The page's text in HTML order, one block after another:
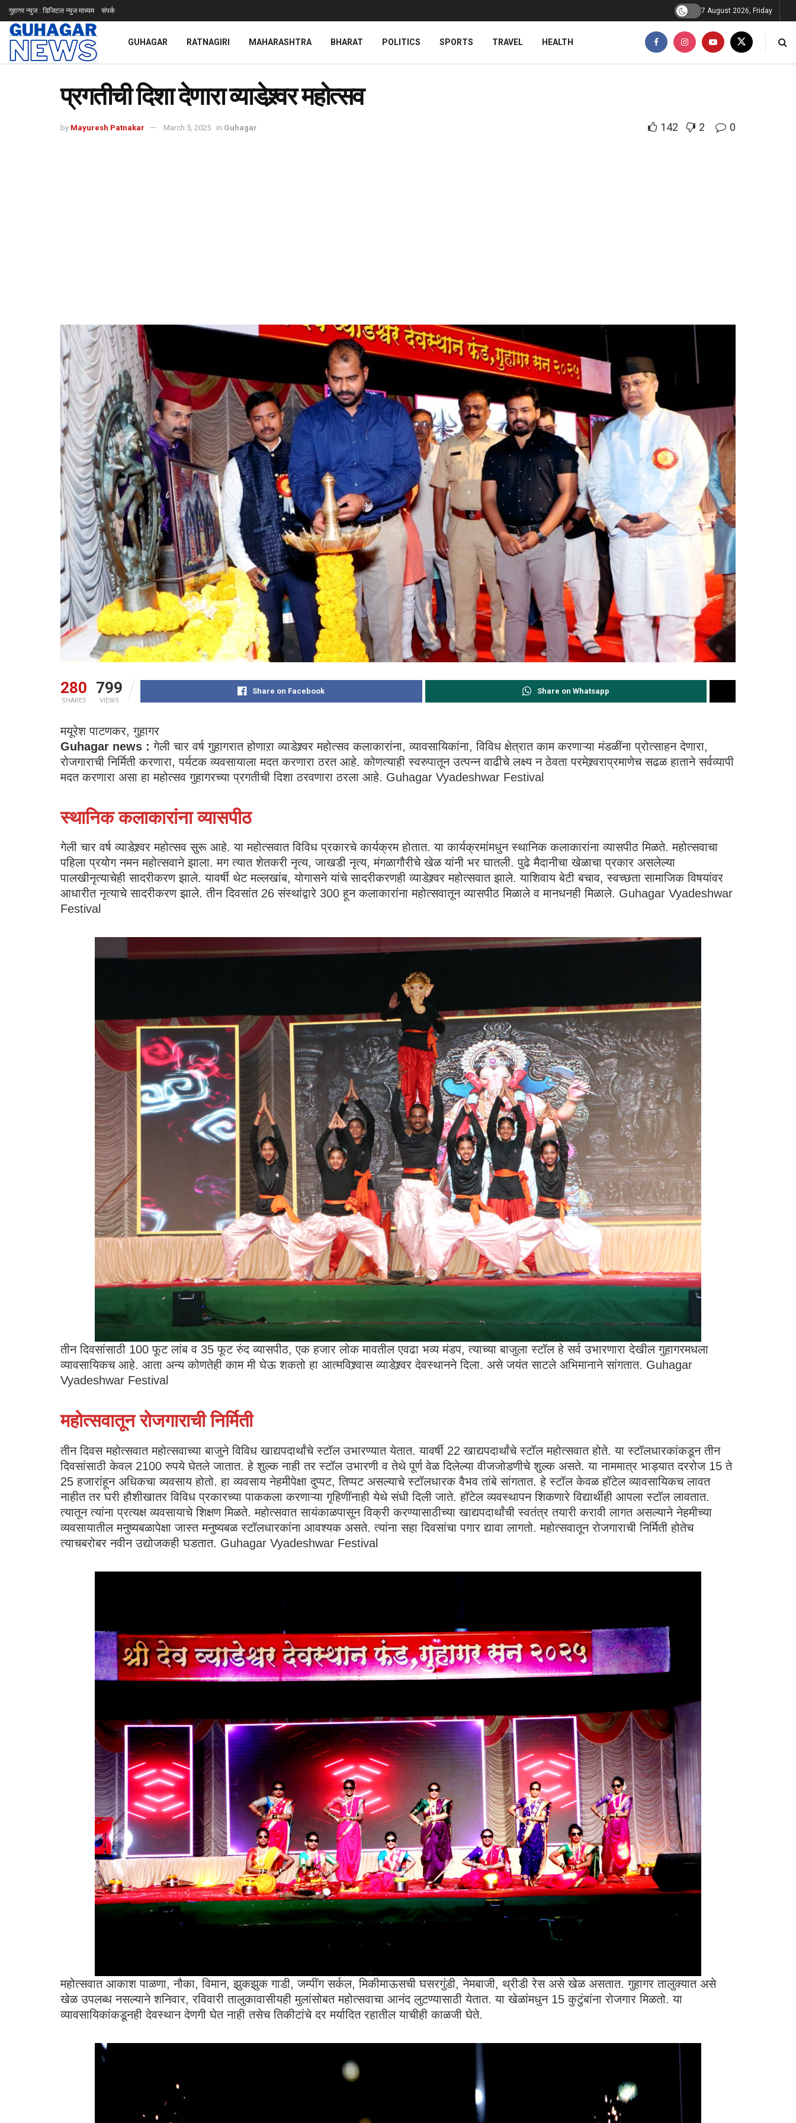
गुहागर न्युज : डिजिटल न्युज माध्यम संपर्क 7 August 2026, Friday
GUHAGAR RATNAGIRI MAHARASHTRA BHARAT POLITICS SPORTS TRAVEL HEALTH
प्रगतीची दिशा देणारा व्याडेश्र्वर महोत्सव
by Mayuresh Patnakar March 5, 2025 in Guhagar 142 2 0
280
SHARES
799
VIEWS
Share on Facebook Share on Whatsapp
मयूरेश पाटणकर, गुहागर
Guhagar news : गेली चार वर्ष गुहागरात होणाऱा व्याडेश्र्वर महोत्सव कलाकारांना, व्यावसायिकांना, विविध क्षेत्रात काम करणाऱ्या मंडळींना प्रोत्साहन देणारा,
रोजगाराची निर्मिती करणारा, पर्यटक व्यवसायाला मदत करणारा ठरत आहे. कोणत्याही स्वरुपातून उत्पन्न वाढीचे लक्ष्य न ठेवता परमेश्र्वराप्रमाणेच सढळ हाताने सर्वव्यापी
मदत करणारा असा हा महोत्सव गुहागरच्या प्रगतीची दिशा ठरवणारा ठरला आहे. Guhagar Vyadeshwar Festival
स्थानिक कलाकारांना व्यासपीठ
गेली चार वर्ष व्याडेश्र्वर महोत्सव सुरू आहे. या महोत्सवात विविध प्रकारचे कार्यक्रम होतात. या कार्यक्रमांमधुन स्थानिक कलाकारांना व्यासपीठ मिळते. महोत्सवाचा
पहिला प्रयोग नमन महोत्सवाने झाला. मग त्यात शेतकरी नृत्य, जाखडी नृत्य, मंगळागौरीचे खेळ यांनी भर घातली. पुढे मैदानीचा खेळाचा प्रकार असलेल्या
पालखीनृत्याचेही सादरीकरण झाले. यावर्षी थेट मल्लखांब, योगासने यांचे सादरीकरणही व्याडेश्र्वर महोत्सवात झाले. याशिवाय बेटी बचाव, स्वच्छता सामाजिक विषयांवर
आधारीत नृत्याचे सादरीकरण झाले. तीन दिवसांत 26 संस्थांद्वारे 300 हून कलाकारांना महोत्सवातून व्यासपीठ मिळाले व मानधनही मिळाले. Guhagar Vyadeshwar
Festival
तीन दिवसांसाठी 100 फूट लांब व 35 फूट रुंद व्यासपीठ, एक हजार लोक मावतील एवढा भव्य मंडप, त्याच्या बाजुला स्टॉल हे सर्व उभारणारा देखील गुहागरमधला
व्यावसायिकच आहे. आता अन्य कोणतेही काम मी घेऊ शकतो हा आत्मविश्र्वास व्याडेश्र्वर देवस्थानने दिला. असे जयंत साटले अभिमानाने सांगतात. Guhagar
Vyadeshwar Festival
महोत्सवातून रोजगाराची निर्मिती
तीन दिवस महोत्सवात महोत्सवाच्या बाजुने विविध खाद्यपदार्थांचे स्टॉल उभारण्यात येतात. यावर्षी 22 खाद्यपदार्थांचे स्टॉल महोत्सवात होते. या स्टॉलधारकांकडून तीन
दिवसांसाठी केवल 2100 रुपये घेतले जातात. हे शुल्क नाही तर स्टॉल उभारणी व तेथे पूर्ण वेळ दिलेल्या वीजजोडणीचे शुल्क असते. या नाममात्र भाड्यात दररोज 15 ते
25 हजारांहून अधिकचा व्यवसाय होतो. हा व्यवसाय नेहमीपेक्षा दुप्पट, तिप्पट असल्याचे स्टॉलधारक वैभव तांबे सांगतात. हे स्टॉल केवळ हॉटेल व्यावसायिकच लावत
नाहीत तर घरी हौशीखातर विविध प्रकारच्या पाककला करणाऱ्या गृहिणींनाही येथे संधी दिली जाते. हॉटेल व्यवस्थापन शिकणारे विद्यार्थीही आपला स्टॉल लावतात.
त्यातून त्यांना प्रत्यक्ष व्यवसायाचे शिक्षण मिळते. महोत्सवात सायंकाळपासून विक्री करण्यासाठीच्या खाद्यपदार्थांची स्वतंत्र तयारी करावी लागत असल्याने नेहमीच्या
व्यवसायातील मनुष्यबळापेक्षा जास्त मनुष्यबळ स्टॉलधारकांना आवश्यक असते. त्यांना सहा दिवसांचा पगार द्यावा लागतो. महोत्सवातून रोजगाराची निर्मिती होतेच
त्याचबरोबर नवीन उद्योजकही घडतात. Guhagar Vyadeshwar Festival
महोत्सवात आकाश पाळणा, नौका, विमान, झुकझुक गाडी, जम्पींग सर्कल, मिकीमाऊसची घसरगुंडी, नेमबाजी, थ्रीडी रेस असे खेळ असतात. गुहागर तालुक्यात असे
खेळ उपलब्ध नसल्याने शनिवार, रविवारी तालुकावासीयही मुलांसोबत महोत्सवाचा आनंद लुटण्यासाठी येतात. या खेळांमधुन 15 कुटुंबांना रोजगार मिळतो. या
व्यावसायिकांकडूनही देवस्थान देणगी घेत नाही तसेच तिकीटांचे दर मर्यादित रहातील याचीही काळजी घेते.